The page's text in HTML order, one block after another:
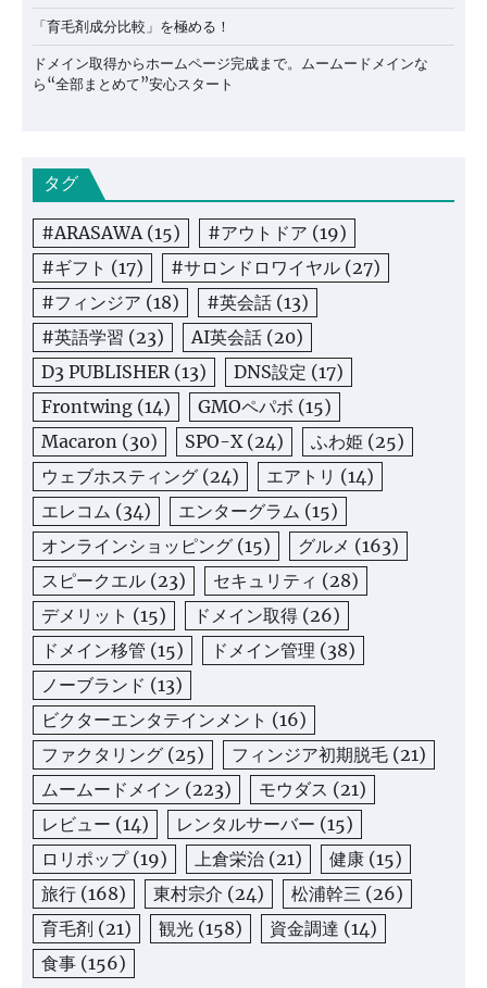
「育毛剤成分比較」を極める！
ドメイン取得からホームページ完成まで。ムームードメインな
ら“全部まとめて”安心スタート
タグ
#ARASAWA (15) #アウトドア (19)
#ギフト (17) #サロンドロワイヤル (27)
#フィンジア (18) #英会話 (13)
#英語学習 (23) AI英会話 (20)
D3 PUBLISHER (13) DNS設定 (17)
Frontwing (14) GMOペパボ (15)
Macaron (30) SPO-X (24) ふわ姫 (25)
ウェブホスティング (24) エアトリ (14)
エレコム (34) エンターグラム (15)
オンラインショッピング (15) グルメ (163)
スピークエル (23) セキュリティ (28)
デメリット (15) ドメイン取得 (26)
ドメイン移管 (15) ドメイン管理 (38)
ノーブランド (13)
ビクターエンタテインメント (16)
ファクタリング (25) フィンジア初期脱毛 (21)
ムームードメイン (223) モウダス (21)
レビュー (14) レンタルサーバー (15)
ロリポップ(19) 上倉栄治 (21) 健康 (15)
旅行 (168) 東村宗介 (24) 松浦幹三 (26)
育毛剤 (21) 観光 (158) 資金調達 (14)
食事 (156)